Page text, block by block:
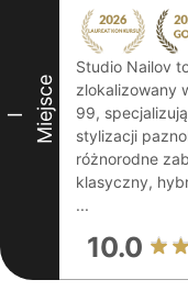
I Miejsce
Studio Nailov
zlokalizowany
99,
stylizacji
różnorodne
klasyczny,
...
10.0